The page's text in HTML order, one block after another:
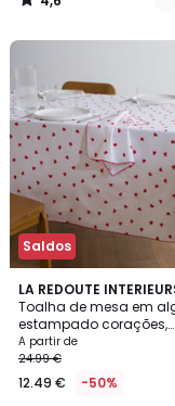
/
Saldos
LA REDOUTE
Toalha de mesa em
estampado corações,
SCACCO
A partir de
24.99 €
12.49 € -50%
5
/
5